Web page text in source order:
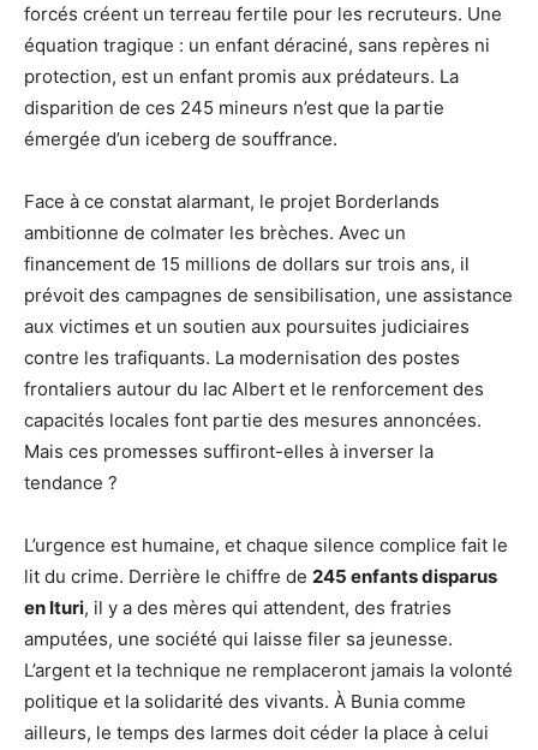
forcés créent un terreau fertile pour les recruteurs. Une
équation tragique : un enfant déraciné, sans repères ni
protection, est un enfant promis aux prédateurs. La
disparition de ces 245 mineurs n’est que la partie
émergée d’un iceberg de souffrance.
Face à ce constat alarmant, le projet Borderlands
ambitionne de colmater les brèches. Avec un
financement de 15 millions de dollars sur trois ans, il
prévoit des campagnes de sensibilisation, une assistance
aux victimes et un soutien aux poursuites judiciaires
contre les trafiquants. La modernisation des postes
frontaliers autour du lac Albert et le renforcement des
capacités locales font partie des mesures annoncées.
Mais ces promesses suffiront-elles à inverser la
tendance ?
L’urgence est humaine, et chaque silence complice fait le
lit du crime. Derrière le chiffre de 245 enfants disparus
en Ituri, il y a des mères qui attendent, des fratries
amputées, une société qui laisse filer sa jeunesse.
L’argent et la technique ne remplaceront jamais la volonté
politique et la solidarité des vivants. À Bunia comme
ailleurs, le temps des larmes doit céder la place à celui